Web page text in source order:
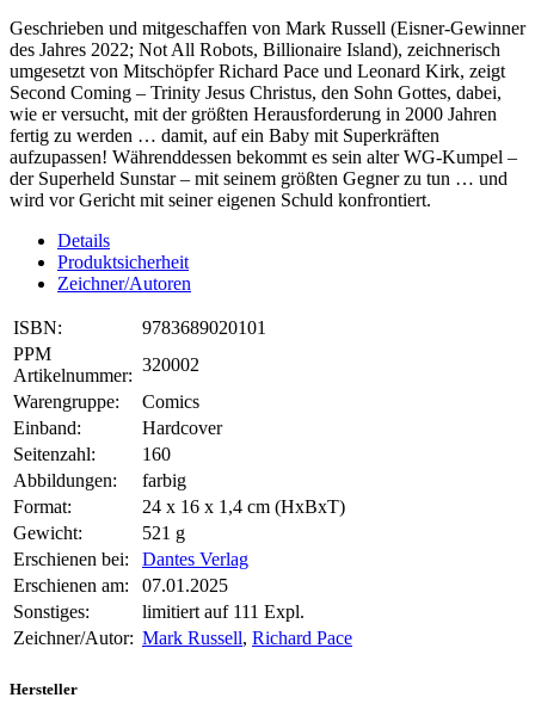
Geschrieben und mitgeschaffen von Mark Russell (Eisner-Gewinner
des Jahres 2022; Not All Robots, Billionaire Island), zeichnerisch
umgesetzt von Mitschöpfer Richard Pace und Leonard Kirk, zeigt
Second Coming – Trinity Jesus Christus, den Sohn Gottes, dabei,
wie er versucht, mit der größten Herausforderung in 2000 Jahren
fertig zu werden … damit, auf ein Baby mit Superkräften
aufzupassen! Währenddessen bekommt es sein alter WG-Kumpel –
der Superheld Sunstar – mit seinem größten Gegner zu tun … und
wird vor Gericht mit seiner eigenen Schuld konfrontiert.
Details
Produktsicherheit
Zeichner/Autoren
ISBN:
9783689020101
PPM
Artikelnummer:
320002
Warengruppe:
Comics
Einband:
Hardcover
Seitenzahl:
160
Abbildungen:
farbig
Format:
24 x 16 x 1,4 cm (HxBxT)
Gewicht:
521 g
Erschienen bei:
Dantes Verlag
Erschienen am:
07.01.2025
Sonstiges:
limitiert auf 111 Expl.
Zeichner/Autor: Mark Russell, Richard Pace
Hersteller